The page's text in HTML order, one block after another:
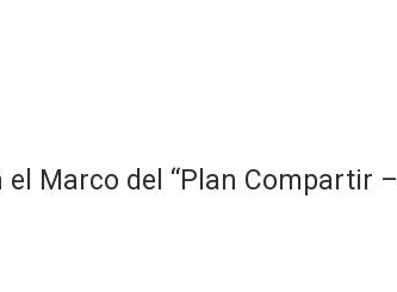
el Marco del “Plan Compartir –